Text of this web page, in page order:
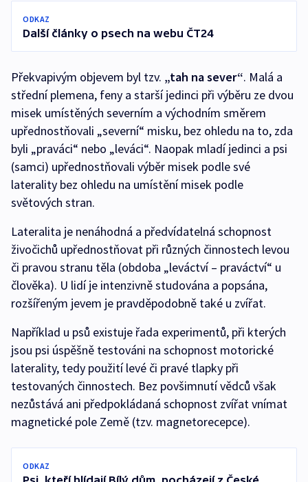
ODKAZ
Další články o psech na webu ČT24
Překvapivým objevem byl tzv. „tah na sever“. Malá a
střední plemena, feny a starší jedinci při výběru ze dvou
misek umístěných severním a východním směrem
upřednostňovali „severní“ misku, bez ohledu na to, zda
byli „praváci“ nebo „leváci“. Naopak mladí jedinci a psi
(samci) upřednostňovali výběr misek podle své
laterality bez ohledu na umístění misek podle
světových stran.
Lateralita je nenáhodná a předvídatelná schopnost
živočichů upřednostňovat při různých činnostech levou
či pravou stranu těla (obdoba „leváctví – praváctví“ u
člověka). U lidí je intenzivně studována a popsána,
rozšířeným jevem je pravděpodobně také u zvířat.
Například u psů existuje řada experimentů, při kterých
jsou psi úspěšně testováni na schopnost motorické
laterality, tedy použití levé či pravé tlapky při
testovaných činnostech. Bez povšimnutí vědců však
nezůstává ani předpokládaná schopnost zvířat vnímat
magnetické pole Země (tzv. magnetorecepce).
ODKAZ